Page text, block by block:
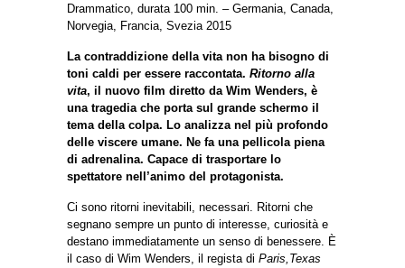
Drammatico, durata 100 min. – Germania, Canada,
Norvegia, Francia, Svezia 2015
La contraddizione della vita non ha bisogno di
toni caldi per essere raccontata. Ritorno alla
vita, il nuovo film diretto da Wim Wenders, è
una tragedia che porta sul grande schermo il
tema della colpa. Lo analizza nel più profondo
delle viscere umane. Ne fa una pellicola piena
di adrenalina. Capace di trasportare lo
spettatore nell’animo del protagonista.
Ci sono ritorni inevitabili, necessari. Ritorni che
segnano sempre un punto di interesse, curiosità e
destano immediatamente un senso di benessere. È
il caso di Wim Wenders, il regista di Paris,Texas